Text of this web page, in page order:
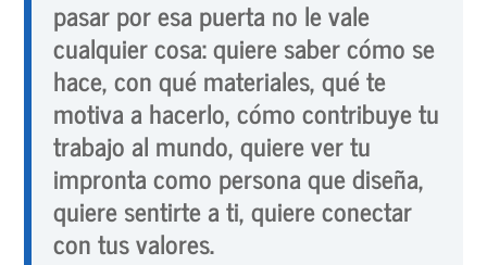
pasar por esa puerta no le vale
cualquier cosa: quiere saber cómo se
hace, con qué materiales, qué te
motiva a hacerlo, cómo contribuye tu
trabajo al mundo, quiere ver tu
impronta como persona que diseña,
quiere sentirte a ti, quiere conectar
con tus valores.